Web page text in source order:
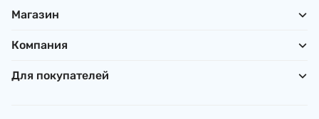
Магазин
Компания
Для покупателей